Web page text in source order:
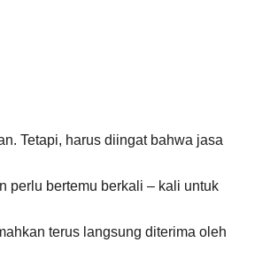
Tetapi, harus diingat bahwa jasa
perlu bertemu berkali – kali untuk
terus langsung diterima oleh